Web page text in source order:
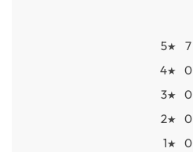
5★
7
4★
0
3★
0
2★
0
1★ 0